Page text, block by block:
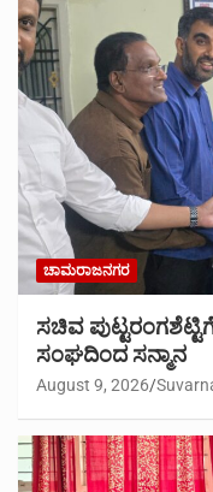
ಚಾಮರಾಜನಗರ
ಸಚಿವ
ಸಂಘದಿಂದ ಸನ್ಮಾನ
August 9, 2026